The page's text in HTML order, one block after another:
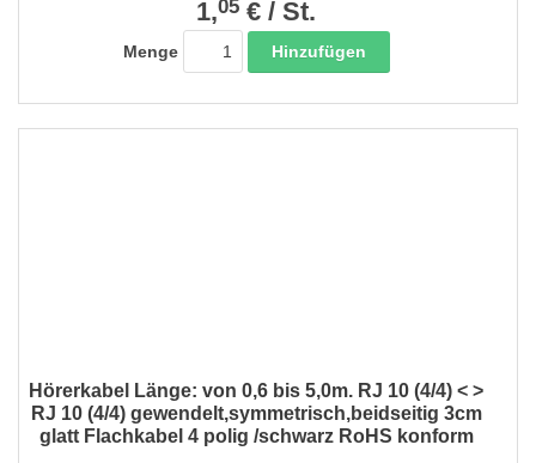
1,05 € / St.
Menge Hinzufügen
Hörerkabel Länge: von 0,6 bis 5,0m. RJ 10 (4/4) < >
RJ 10 (4/4) gewendelt,symmetrisch,beidseitig 3cm
glatt Flachkabel 4 polig /schwarz RoHS konform